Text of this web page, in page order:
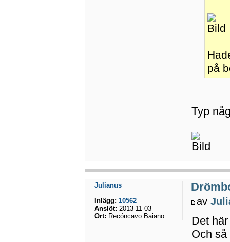
på
Typ
av
Det
Och
Julianus
Inlägg: 10562
Anslöt: 2013-11-03
Ort: Recóncavo Baiano